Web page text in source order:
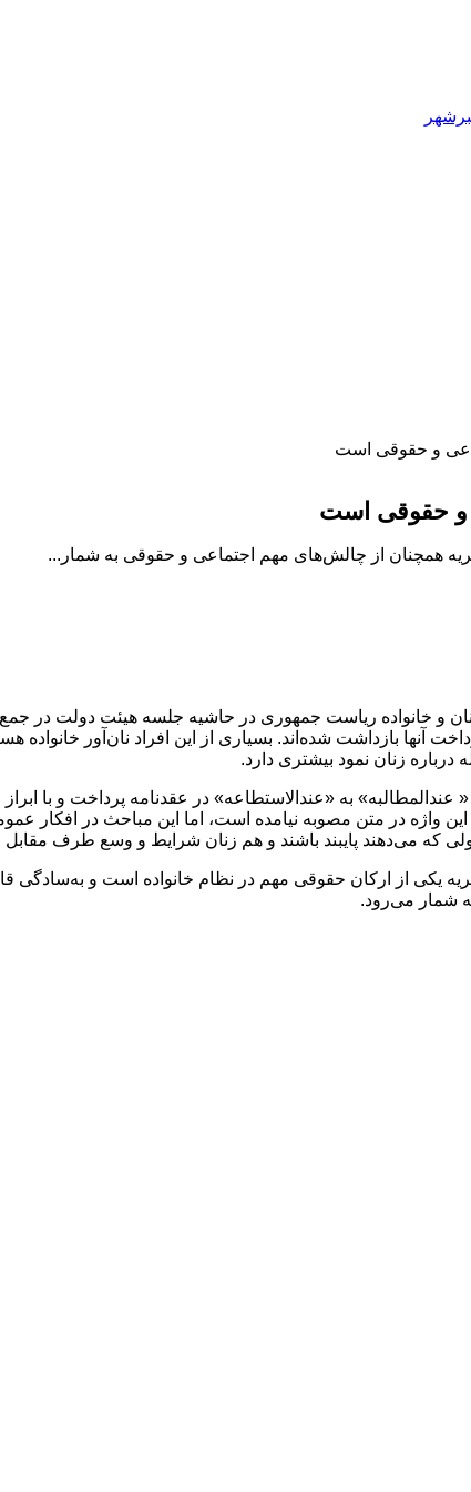
و حقوقی است
و حقوقی است
همچنان از چالش‌های مهم اجتماعی و حقوقی به شمار...
و خانواده ریاست جمهوری در حاشیه جلسه هیئت دولت در
آنها بازداشت شده‌اند. بسیاری از این افراد نان‌آور
زنان نمود بیشتری دارد.
به «عندالاستطاعه» در عقدنامه پرداخت و با
در متن مصوبه نیامده است، اما این مباحث در افکار
که می‌دهند پایبند باشند و هم زنان شرایط و وسع طرف مقابل
یکی از ارکان حقوقی مهم در نظام خانواده است و
شمار می‌رود.